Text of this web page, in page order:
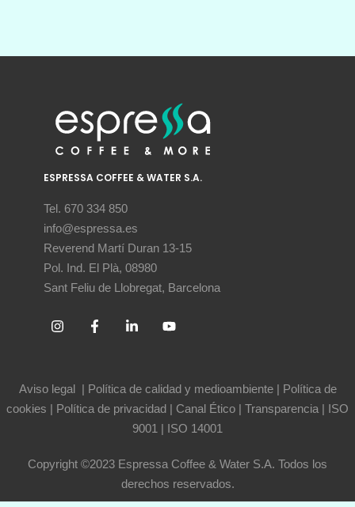
ESPRESSA COFFEE & WATER S.A.
Tel. 670 334 850
info@espressa.es
Reverend Martí Duran 13-15
Pol. Ind. El Plà, 08980
Sant Feliu de Llobregat, Barcelona
Aviso legal | Política de calidad y medioambiente| Política de
cookies | Política de privacidad | Canal Ético | Transparencia | ISO
9001 | ISO 14001
Copyright ©2023 Espressa Coffee & Water S.A. Todos los
derechos reservados.